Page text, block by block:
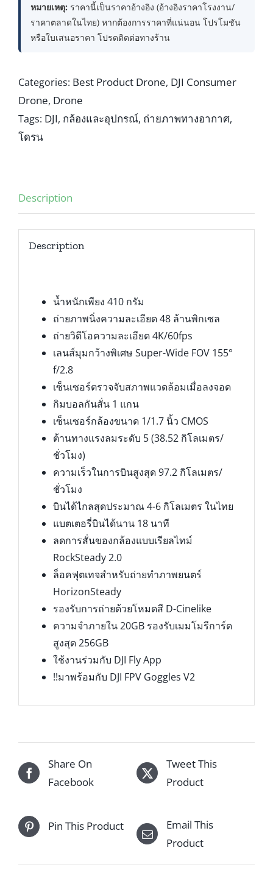
หมายเหตุ: ราคานี้เป็นราคาอ้างอิง (อ้างอิงราคาโรงงาน/
ราคาตลาดในไทย) หากต้องการราคาที่แน่นอน โปรโมชัน
หรือใบเสนอราคา โปรดติดต่อทางร้าน
Categories: Best Product Drone, DJI Consumer
Drone, Drone
Tags: DJI, กล้องและอุปกรณ์, ถ่ายภาพทางอากาศ,
โดรน
Description
Description
น้ำหนักเพียง 410 กรัม
ถ่ายภาพนิ่งความละเอียด 48 ล้านพิกเซล
ถ่ายวิดีโอความละเอียด 4K/60fps
เลนส์มุมกว้างพิเศษ Super-Wide FOV 155°
f/2.8
เซ็นเซอร์ตรวจจับสภาพแวดล้อมเมื่อลงจอด
กิมบอลกันสั่น 1 แกน
เซ็นเซอร์กล้องขนาด 1/1.7 นิ้ว CMOS
ต้านทางแรงลมระดับ 5 (38.52 กิโลเมตร/
ชั่วโมง)
ความเร็วในการบินสูงสุด 97.2 กิโลเมตร/
ชั่วโมง
บินได้ไกลสุดประมาณ 4-6 กิโลเมตร ในไทย
แบตเตอรี่บินได้นาน 18 นาที
ลดการสั่นของกล้องแบบเรียลไทม์
RockSteady 2.0
ล็อคฟุตเทจสำหรับถ่ายทำภาพยนตร์
HorizonSteady
รองรับการถ่ายด้วยโหมดสี D-Cinelike
ความจำภายใน 20GB รองรับเมมโมรีการ์ด
สูงสุด 256GB
ใช้งานร่วมกับ DJI Fly App
!!มาพร้อมกับ DJI FPV Goggles V2
Share On
Facebook
Tweet This
Product
Pin This Product
Email This
Product